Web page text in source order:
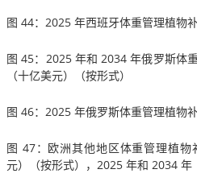
图 44：2025 年西班牙体重管理植物
图 45：2025 年和 2034 年俄罗斯体
（十亿美元）（按形式）
图 46：2025 年俄罗斯体重管理植物
图 47：欧洲其他地区体重管理植
元）（按形式），2025 年和 2034 年